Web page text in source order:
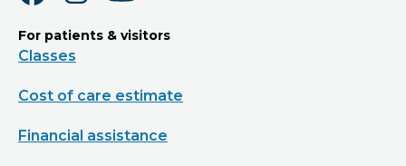
For patients & visitors
Classes
Cost of care estimate
Financial assistance